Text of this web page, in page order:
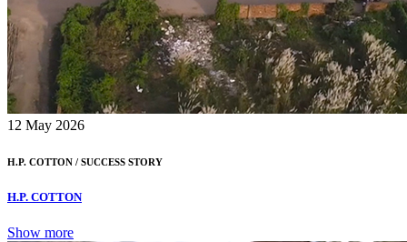
12 May 2026
H.P. COTTON / SUCCESS STORY
H.P. COTTON
Show more